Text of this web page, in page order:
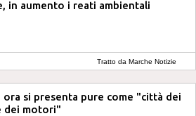
in aumento i reati ambientali
Tratto da Marche Notizie
ora si presenta pure come "città dei
dei motori"